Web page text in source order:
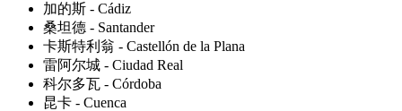
加的斯 - Cádiz
桑坦德 - Santander
卡斯特利翁 - Castellón de la Plana
雷阿尔城 - Ciudad Real
科尔多瓦 - Córdoba
昆卡 - Cuenca